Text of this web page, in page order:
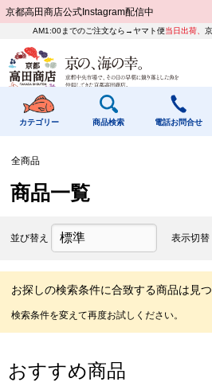
京都高田商店公式Instagram配信中
AM1:00までのご注文なら→ヤマト便当日出荷、
カテゴリー 商品検索 電話お問合せ
全商品
商品一覧
並び替え 表示切替
お探しの検索条件に合致する商品は見
おすすめ商品